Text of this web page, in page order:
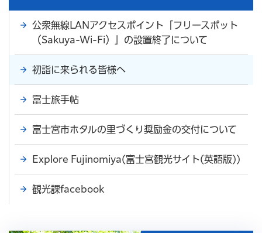
公衆無線LANアクセスポイント「フリースポット
（Sakuya-Wi-Fi）」の設置終了について
初詣に来られる皆様へ
富士旅手帖
富士宮市ホタルの里づくり奨励金の交付について
Explore Fujinomiya(富士宮観光サイト(英語版))
観光課facebook